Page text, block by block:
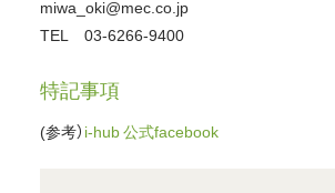
miwa_oki@mec.co.jp
TEL 03-6266-9400
特記事項
(参考） i-hub 公式facebook